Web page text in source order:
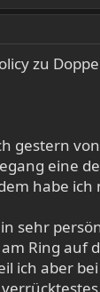
zu
gestern
eine
habe
sehr
am Ring
ich aber